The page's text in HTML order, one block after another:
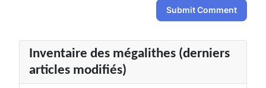
Submit Comment
Inventaire des mégalithes (derniers
articles modifiés)